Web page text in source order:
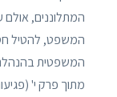
המתלוננים,
המשפט, להטיל
המשפטית
מתוך פרק י'